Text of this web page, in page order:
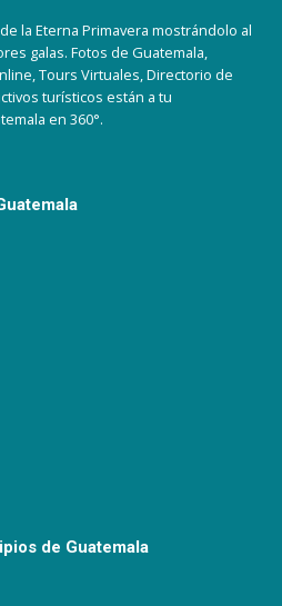
la Eterna Primavera mostrándolo al
galas. Fotos de Guatemala,
Tours Virtuales, Directorio de
turísticos están a tu
en 360°.
de Guatemala